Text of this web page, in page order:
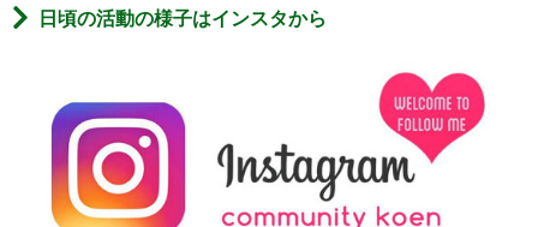
日頃の活動の様子はインスタから